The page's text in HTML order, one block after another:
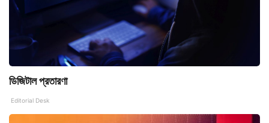
ডিজিটাল প্রতারণা
Editorial Desk